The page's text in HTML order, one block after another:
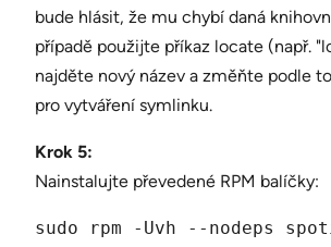
bude hlásit, že mu chybí daná
případě použijte příkaz locate (např.
najděte nový název a změňte podle
pro vytváření symlinku.
Krok 5:
Nainstalujte převedené RPM balíčky:
sudo rpm -Uvh --nodeps